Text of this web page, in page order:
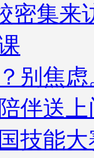
密集来
别焦
伴送上
技能